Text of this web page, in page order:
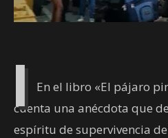
I En el libro «El pájaro
cuenta una anécdota que
espíritu de supervivencia